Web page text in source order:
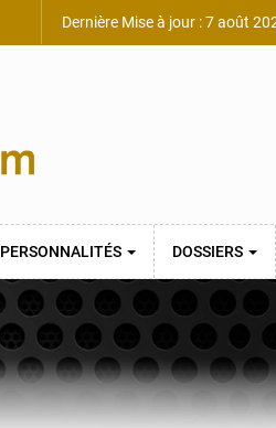
Dernière Mise à jour : 7 août
PERSONNALITÉS DOSSIERS